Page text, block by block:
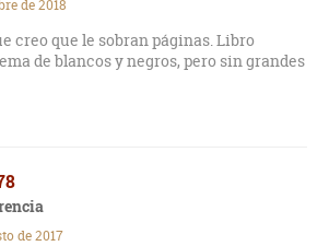
de 2018
creo que le sobran páginas. Libro
de blancos y negros, pero sin grandes
de 2017